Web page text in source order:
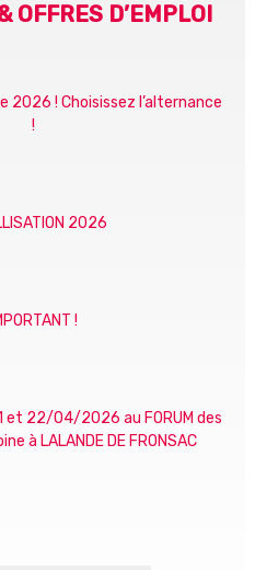
OFFRES D’EMPLOI
2026 ! Choisissez l’alternance
!
2026
!
et 22/04/2026 au FORUM des
à LALANDE DE FRONSAC